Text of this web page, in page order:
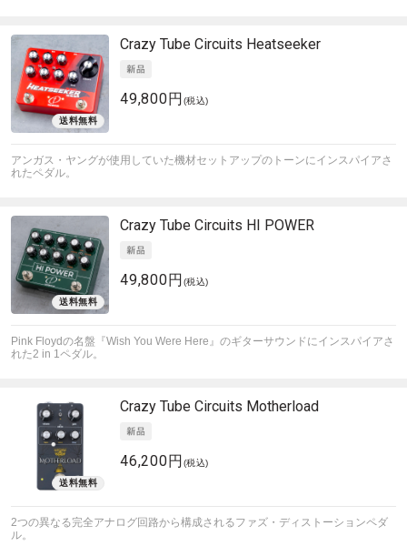
Crazy Tube Circuits Heatseeker
49,800円 (税込)
アンガス・ヤングが使用していた機材セットアップのトーンにインスパイアさ
れたペダル。
Crazy Tube Circuits HI POWER
49,800円 (税込)
Pink Floydの名盤『Wish You Were Here』のギターサウンドにインスパイアさ
れた2 in 1ペダル。
Crazy Tube Circuits Motherload
46,200円 (税込)
2つの異なる完全アナログ回路から構成されるファズ・ディストーションペダ
ル。